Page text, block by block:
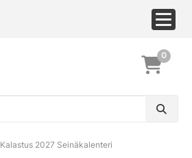
0
Kalastus 2027 Seinäkalenteri